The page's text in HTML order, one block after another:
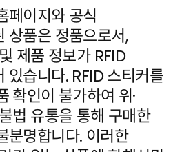
페이지와 공식
상품은 정품으로서,
제품 정보가 RFID
있습니다. RFID 스티커를
확인이 불가하여 위·
법 유통을 통해 구매한
분명합니다. 이러한